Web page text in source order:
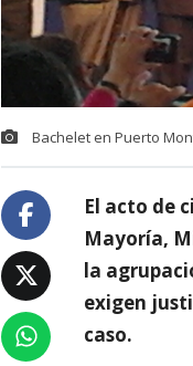
Bachelet en Puerto
El acto de
Mayoría,
la
exigen
caso.